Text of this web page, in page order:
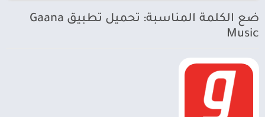
ضع الكلمة المناسبة: تحميل تطبيق Gaana
Music